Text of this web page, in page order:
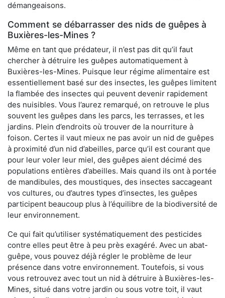
démangeaisons.
Comment se débarrasser des nids de guêpes à
Buxières-les-Mines ?
Même en tant que prédateur, il n’est pas dit qu’il faut
chercher à détruire les guêpes automatiquement à
Buxières-les-Mines. Puisque leur régime alimentaire est
essentiellement basé sur des insectes, les guêpes limitent
la flambée des insectes qui peuvent devenir rapidement
des nuisibles. Vous l’aurez remarqué, on retrouve le plus
souvent les guêpes dans les parcs, les terrasses, et les
jardins. Plein d’endroits où trouver de la nourriture à
foison. Certes il vaut mieux ne pas avoir un nid de guêpes
à proximité d’un nid d’abeilles, parce qu’il est courant que
pour leur voler leur miel, des guêpes aient décimé des
populations entières d’abeilles. Mais quand ils ont à portée
de mandibules, des moustiques, des insectes saccageant
vos cultures, ou d’autres types d’insectes, les guêpes
participent beaucoup plus à l’équilibre de la biodiversité de
leur environnement.
Ce qui fait qu’utiliser systématiquement des pesticides
contre elles peut être à peu près exagéré. Avec un abat-
guêpe, vous pouvez déjà régler le problème de leur
présence dans votre environnement. Toutefois, si vous
vous retrouvez avec tout un nid à détruire à Buxières-les-
Mines, situé dans votre jardin ou sous votre toit, il vaut